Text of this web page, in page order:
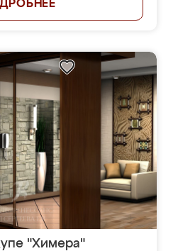
"Химера"